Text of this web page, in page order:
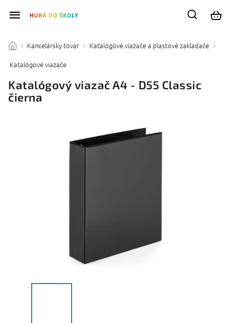
/ Kancelársky tovar / Katalógové viazače a plastové zakladače /
Katalógové viazače
Katalógový viazač A4 - D55 Classic
čierna